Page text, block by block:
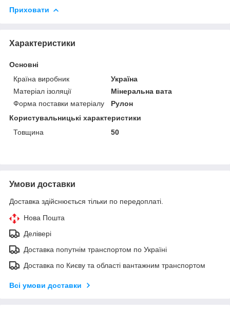
Приховати
Характеристики
Основні
Країна виробник
Україна
Матеріал ізоляції
Мінеральна вата
Форма поставки матеріалу
Рулон
Користувальницькі характеристики
Товщина
50
Умови доставки
Доставка здійснюється тільки по передоплаті.
Нова Пошта
Делівері
Доставка попутнім транспортом по Україні
Доставка по Києву та області вантажним транспортом
Всі умови доставки